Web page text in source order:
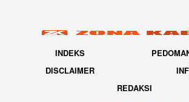
INDEKS
DISCLAIMER
REDAKSI